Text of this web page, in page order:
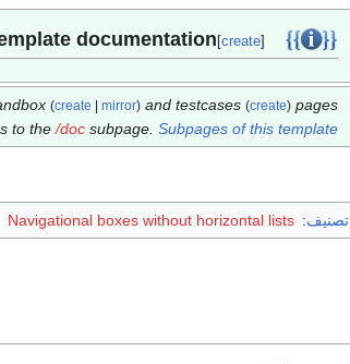
[create]
(create |mirror) and testcases(create) pages.
to the/doc subpage.Subpages of this template
تصنيف:
Navigational boxes without horizontal lists